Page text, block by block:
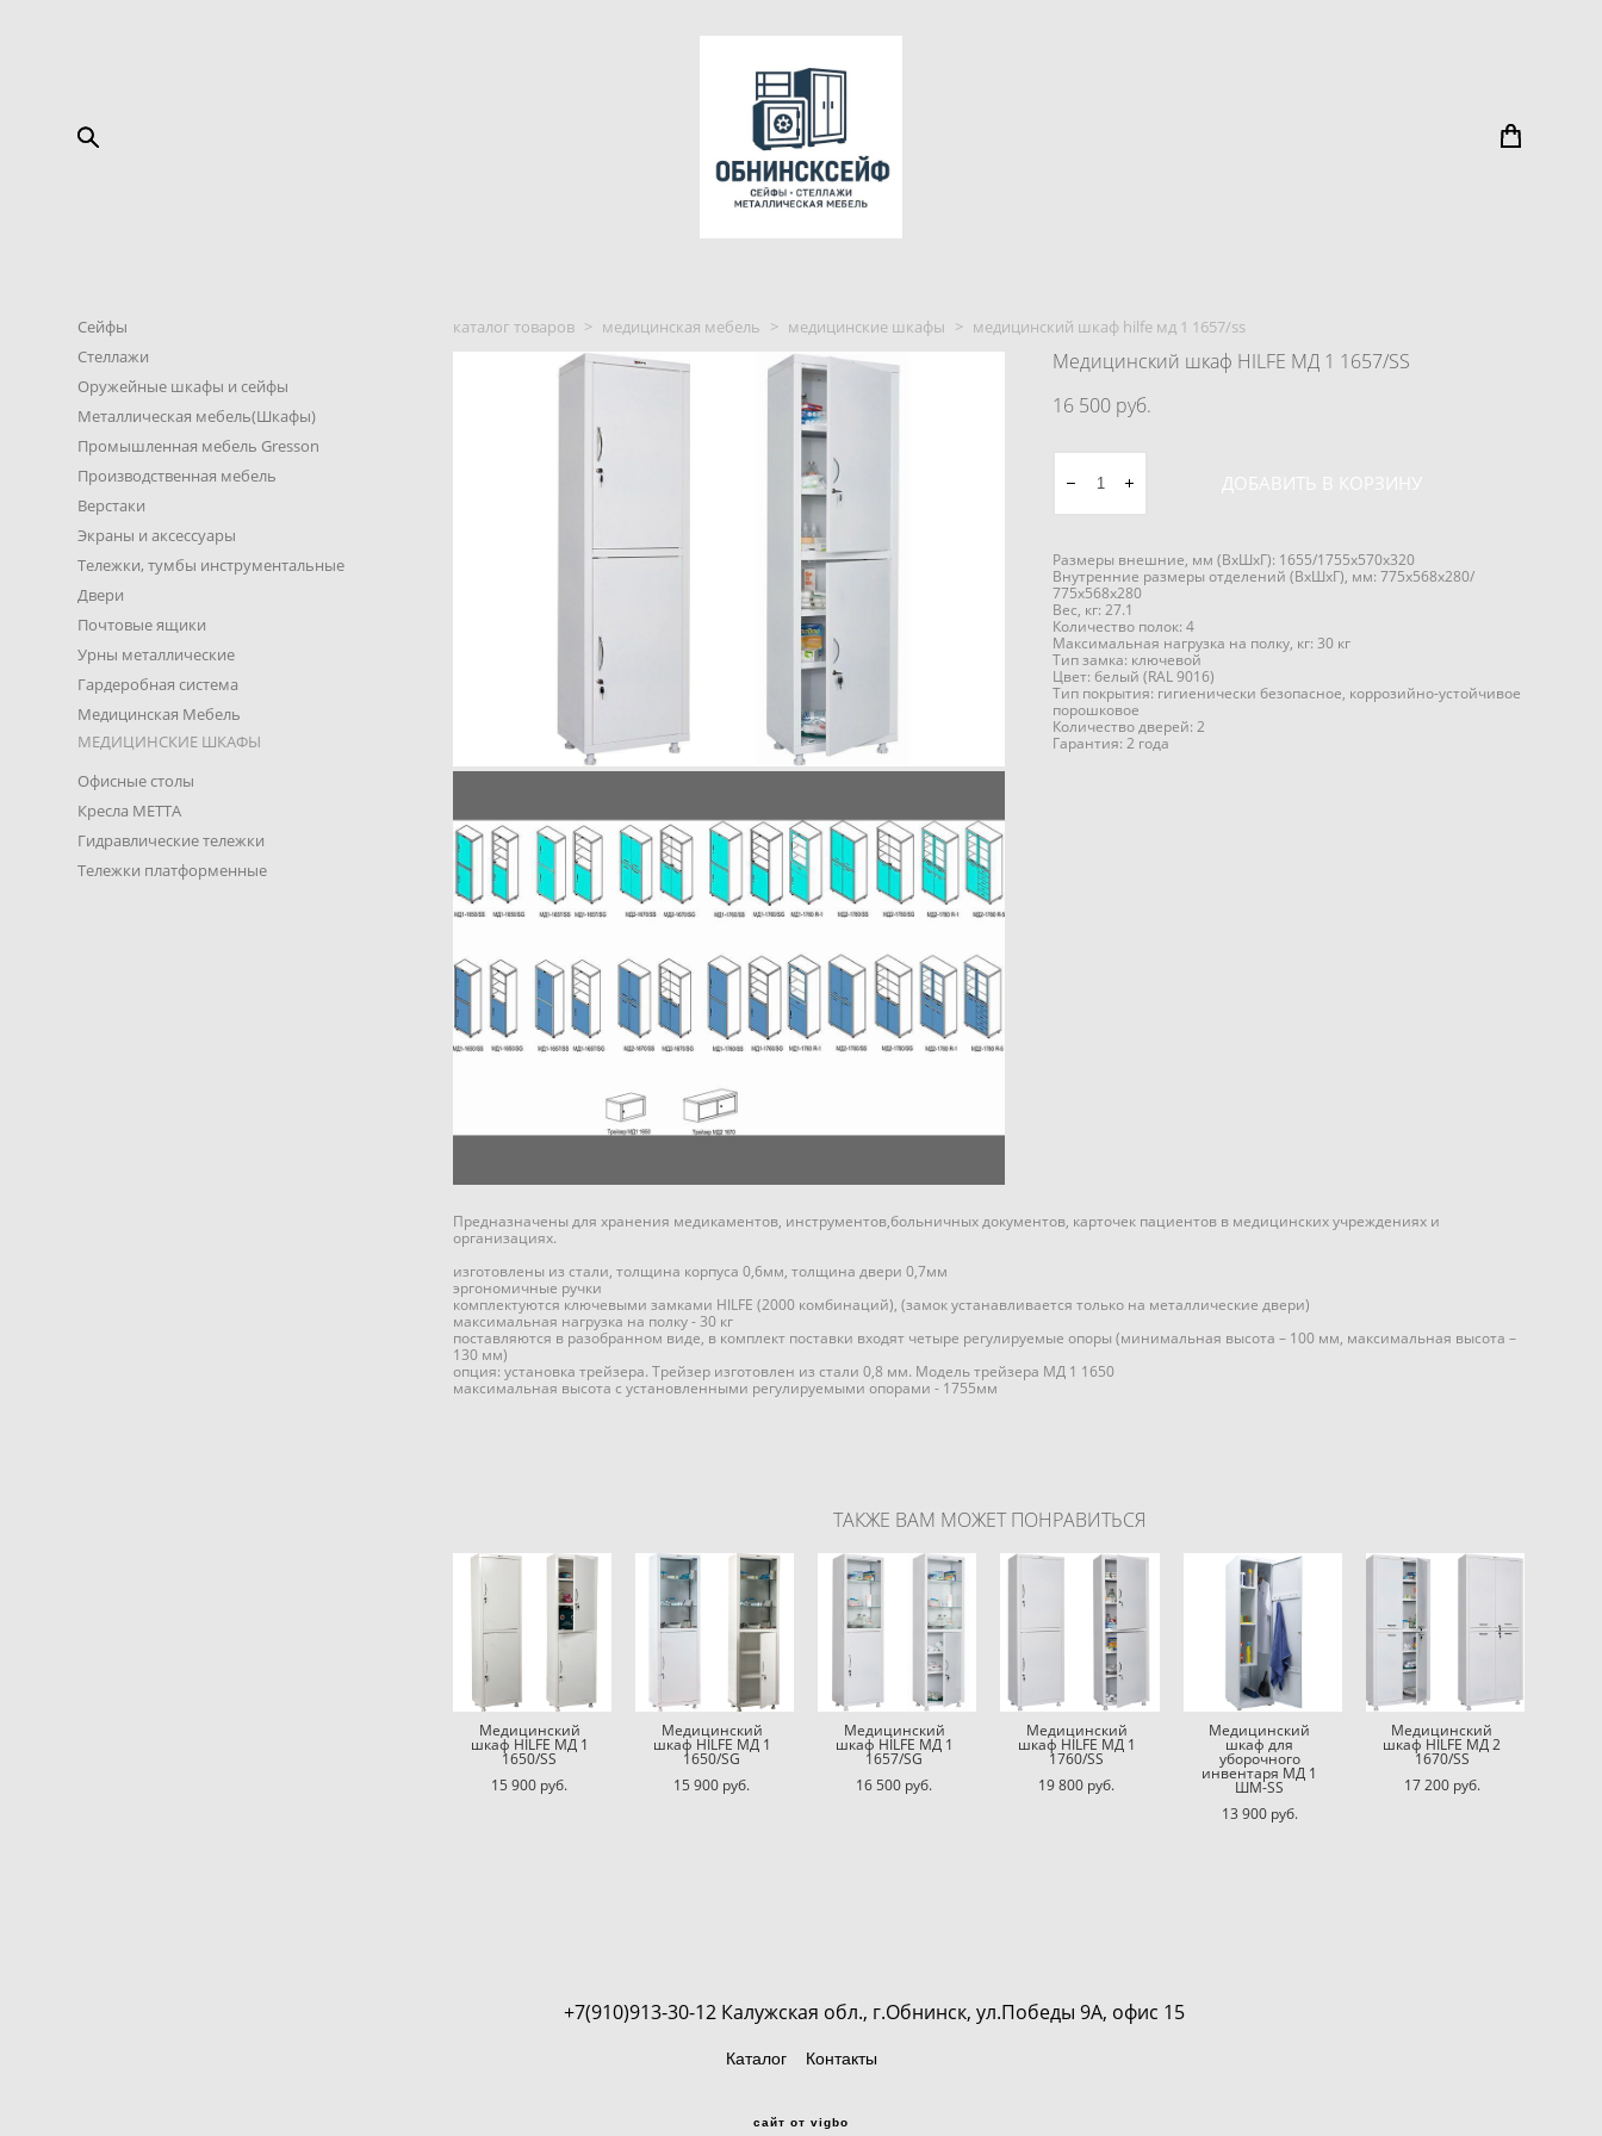
Сейфы
Стеллажи
Оружейные шкафы и сейфы
Металлическая мебель(Шкафы)
Промышленная мебель Gresson
Производственная мебель
Верстаки
Экраны и аксессуары
Тележки, тумбы инструментальные
Двери
Почтовые ящики
Урны металлические
Гардеробная система
Медицинская Мебель
МЕДИЦИНСКИЕ ШКАФЫ
Офисные столы
Кресла METTA
Гидравлические тележки
Тележки платформенные
каталог товаров > медицинская мебель > медицинские шкафы > медицинский шкаф hilfe мд 1 1657/ss
Медицинский шкаф HILFE МД 1 1657/SS
16 500 pуб.
ДОБАВИТЬ В КОРЗИНУ
Размеры внешние, мм (ВхШхГ): 1655/1755x570x320
Внутренние размеры отделений (ВхШхГ), мм: 775x568x280/
775x568x280
Вес, кг: 27.1
Количество полок: 4
Максимальная нагрузка на полку, кг: 30 кг
Тип замка: ключевой
Цвет: белый (RAL 9016)
Тип покрытия: гигиенически безопасное, коррозийно-устойчивое
порошковое
Количество дверей: 2
Гарантия: 2 года
Предназначены для хранения медикаментов, инструментов,больничных документов, карточек пациентов в медицинских учреждениях и
организациях.
изготовлены из стали, толщина корпуса 0,6мм, толщина двери 0,7мм
эргономичные ручки
комплектуются ключевыми замками HILFE (2000 комбинаций), (замок устанавливается только на металлические двери)
максимальная нагрузка на полку - 30 кг
поставляются в разобранном виде, в комплект поставки входят четыре регулируемые опоры (минимальная высота – 100 мм, максимальная высота –
130 мм)
опция: установка трейзера. Трейзер изготовлен из стали 0,8 мм. Модель трейзера МД 1 1650
максимальная высота с установленными регулируемыми опорами - 1755мм
ТАКЖЕ ВАМ МОЖЕТ ПОНРАВИТЬСЯ
Медицинский
шкаф HILFE МД 1
1650/SS
15 900 pуб.
Медицинский
шкаф HILFE МД 1
1650/SG
15 900 pуб.
Медицинский
шкаф HILFE МД 1
1657/SG
16 500 pуб.
Медицинский
шкаф HILFE МД 1
1760/SS
19 800 pуб.
Медицинский
шкаф для
уборочного
инвентаря МД 1
ШМ-SS
13 900 pуб.
Медицинский
шкаф HILFE МД 2
1670/SS
17 200 pуб.
+7(910)913-30-12 Калужская обл., г.Обнинск, ул.Победы 9А, офис 15
Каталог Контакты
сайт от vigbo